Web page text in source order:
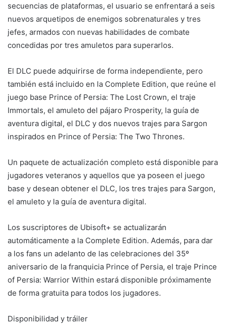
secuencias de plataformas, el usuario se enfrentará a seis
nuevos arquetipos de enemigos sobrenaturales y tres
jefes, armados con nuevas habilidades de combate
concedidas por tres amuletos para superarlos.
El DLC puede adquirirse de forma independiente, pero
también está incluido en la Complete Edition, que reúne el
juego base Prince of Persia: The Lost Crown, el traje
Immortals, el amuleto del pájaro Prosperity, la guía de
aventura digital, el DLC y dos nuevos trajes para Sargon
inspirados en Prince of Persia: The Two Thrones.
Un paquete de actualización completo está disponible para
jugadores veteranos y aquellos que ya poseen el juego
base y desean obtener el DLC, los tres trajes para Sargon,
el amuleto y la guía de aventura digital.
Los suscriptores de Ubisoft+ se actualizarán
automáticamente a la Complete Edition. Además, para dar
a los fans un adelanto de las celebraciones del 35º
aniversario de la franquicia Prince of Persia, el traje Prince
of Persia: Warrior Within estará disponible próximamente
de forma gratuita para todos los jugadores.
Disponibilidad y tráiler